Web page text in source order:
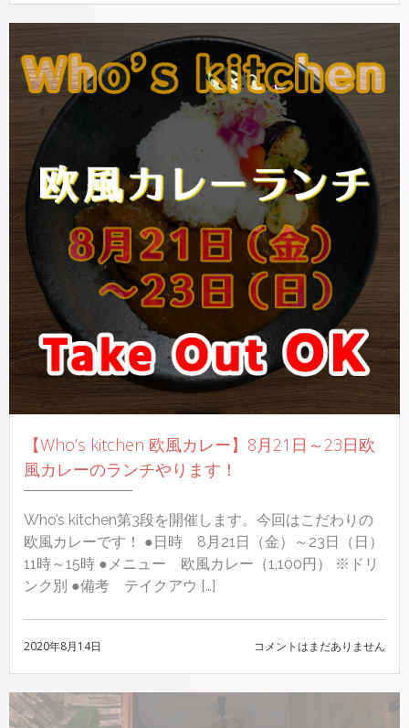
再
び
広
陵
に！
か
ぐ
や
姫
ホ
ー
ル
で
凱
旋
講
演！
へ
の
【Who’s kitchen 欧風カレー】8月21日～23日欧
風カレーのランチやります！
Who’s kitchen第3段を開催します。今回はこだわりの
欧風カレーです！ ●日時 8月21日（金）～23日（日）
11時～15時 ●メニュー 欧風カレー（1,100円） ※ドリ
ンク別 ●備考 テイクアウ […]
2020年8月14日
【WHO’S
欧
風
コメントはまだありません